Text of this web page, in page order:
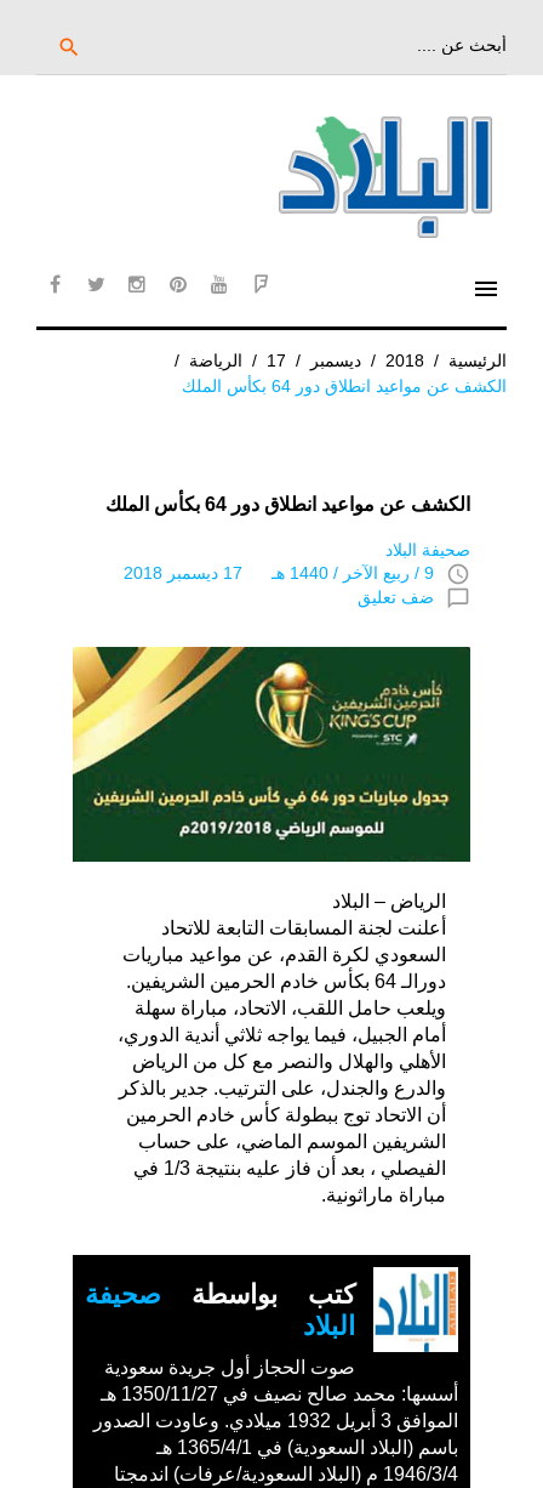
search
menu
الرئيسية /
2018
/ ديسمبر /
17
/ الرياضة /
الكشف عن مواعيد انطلاق دور 64 بكأس الملك
الكشف عن مواعيد انطلاق دور 64 بكأس الملك
صحيفة البلاد
access_time 9 / ربيع الآخر / 1440 هـ 17 ديسمبر 2018
chat_bubble_outline ضف تعليق
الرياض – البلاد
أعلنت لجنة المسابقات التابعة للاتحاد
السعودي لكرة القدم، عن مواعيد مباريات
دورالـ 64 بكأس خادم الحرمين الشريفين.
ويلعب حامل اللقب، الاتحاد، مباراة سهلة
أمام الجبيل، فيما يواجه ثلاثي أندية الدوري،
الأهلي والهلال والنصر مع كل من الرياض
والدرع والجندل، على الترتيب. جدير بالذكر
أن الاتحاد توج ببطولة كأس خادم الحرمين
الشريفين الموسم الماضي، على حساب
الفيصلي ، بعد أن فاز عليه بنتيجة 1/3 في
مباراة ماراثونية.
كتب بواسطة صحيفة
البلاد
صوت الحجاز أول جريدة سعودية
أسسها: محمد صالح نصيف في 1350/11/27 هـ
الموافق 3 أبريل 1932 ميلادي. وعاودت الصدور
باسم (البلاد السعودية) في 1365/4/1 هـ
1946/3/4 م (البلاد السعودية/عرفات) اندمجتا